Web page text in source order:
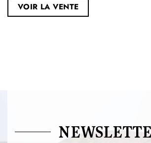
VOIR LA VENTE